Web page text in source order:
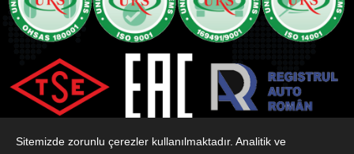
Sitemizde zorunlu çerezler kullanılmaktadır. Analitik ve